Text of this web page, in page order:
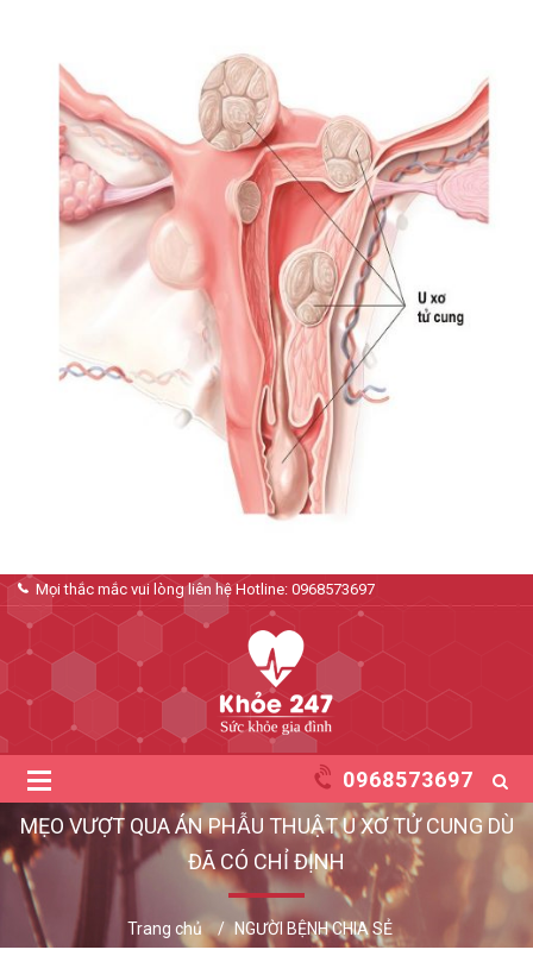
Mọi thắc mắc vui lòng liên hệ Hotline: 0968573697
0968573697
MẸO VƯỢT QUA ÁN PHẪU THUẬT U XƠ TỬ CUNG DÙ
ĐÃ CÓ CHỈ ĐỊNH
Trang chủ NGƯỜI BỆNH CHIA SẺ